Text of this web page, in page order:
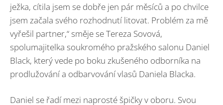
ježka, cítila jsem se dobře jen pár měsíců a po chvilce
jsem začala svého rozhodnutí litovat. Problém za mě
vyřešil partner,“ směje se Tereza Sovová,
spolumajitelka soukromého pražského salonu Daniel
Black, který vede po boku zkušeného odborníka na
prodlužování a odbarvování vlasů Daniela Blacka.
Daniel se řadí mezi naprosté špičky v oboru. Svou